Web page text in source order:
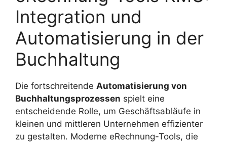
Integration und
Automatisierung in der
Buchhaltung
Die fortschreitende Automatisierung von
Buchhaltungsprozessen spielt eine
entscheidende Rolle, um Geschäftsabläufe in
kleinen und mittleren Unternehmen effizienter
zu gestalten. Moderne eRechnung-Tools, die